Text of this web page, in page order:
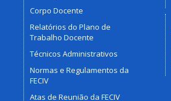
Corpo Docente
Relatórios do Plano de
Trabalho Docente
Técnicos Administrativos
Normas e Regulamentos da
FECIV
Atas de Reunião da FECIV